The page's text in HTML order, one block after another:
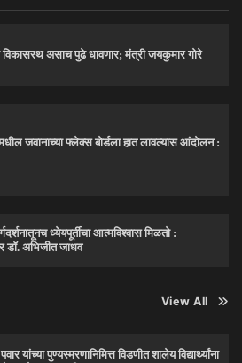
असाच पुढे धावणार; मंत्री जयकुमार गोरे
जवानाच्या फ्लेक्स बोर्डला हात लावल्यास आंदोलन :
ध्येयपूर्तीचा आत्मविश्‍वास मिळतो :
डॉ. अभिजीत जाधव
View All
यांच्या पुण्यस्मरणानिमित्त विडणीत शालेय विद्यार्थ्यांना